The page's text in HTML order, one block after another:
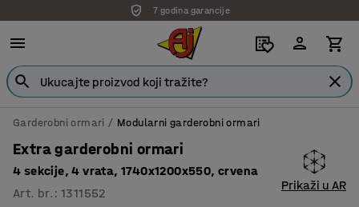
7 godina garancije
Garderobni ormari Modularni garderobni ormari
Extra garderobni ormari
4 sekcije, 4 vrata, 1740x1200x550, crvena
Art. br. :1311552
Prikaži u AR